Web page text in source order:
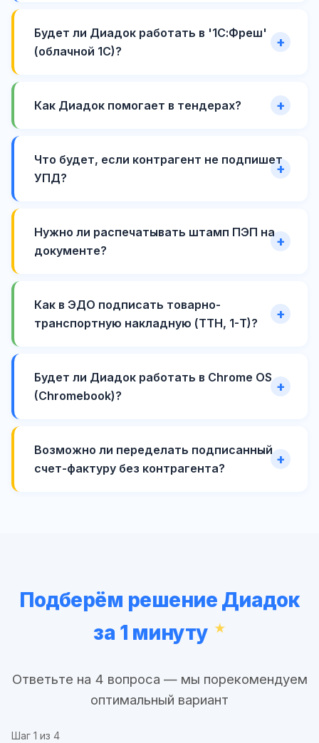
Будет ли Диадок работать в '1С:Фреш'
(облачной 1С)?
Как Диадок помогает в тендерах?
Что будет, если контрагент не подпишет
УПД?
Нужно ли распечатывать штамп ПЭП на
документе?
Как в ЭДО подписать товарно-
транспортную накладную (ТТН, 1-Т)?
Будет ли Диадок работать в Chrome OS
(Chromebook)?
Возможно ли переделать подписанный
счет-фактуру без контрагента?
Подберём решение Диадок
за 1 минуту
Ответьте на 4 вопроса — мы порекомендуем
оптимальный вариант
Шаг 1 из 4